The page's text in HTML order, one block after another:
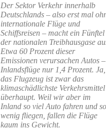
Der Sektor Verkehr innerhalb
Deutschlands – also erst mal
internationale Flüge und
Schiffsreisen – macht ein Fünftel
der nationalen Treibhausgase
Etwa 60 Prozent dieser
Emissionen verursachen Autos –
Inlandsflüge nur 1,4 Prozent. Ja,
das Flugzeug ist zwar das
klimaschädlichste Verkehrsmittel
überhaupt. Weil wir aber im
Inland so viel Auto fahren und so
wenig fliegen, fallen die Flüge
kaum ins Gewicht.